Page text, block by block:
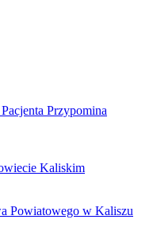
Przypomina
Kaliskim
Powiatowego w Kaliszu